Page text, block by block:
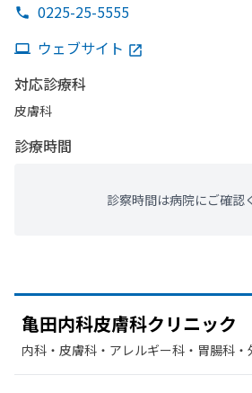
0225-25-5555
ウェブサイト
対応診療科
皮膚科
診療時間
診察時間は病院にご確認
亀田内科皮膚科クリニック
内科・​皮膚科・​アレルギー科・​胃腸科・​